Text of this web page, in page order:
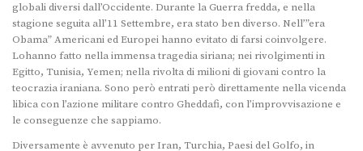
globali diversi dall’Occidente. Durante la Guerra fredda, e nella
stagione seguita all’11 Settembre, era stato ben diverso. Nell’”era
Obama” Americani ed Europei hanno evitato di farsi coinvolgere.
Lohanno fatto nella immensa tragedia siriana; nei rivolgimenti in
Egitto, Tunisia, Yemen; nella rivolta di milioni di giovani contro la
teocrazia iraniana. Sono però entrati però direttamente nella vicenda
libica con l’azione militare contro Gheddafi, con l’improvvisazione e
le conseguenze che sappiamo.
Diversamente è avvenuto per Iran, Turchia, Paesi del Golfo, in